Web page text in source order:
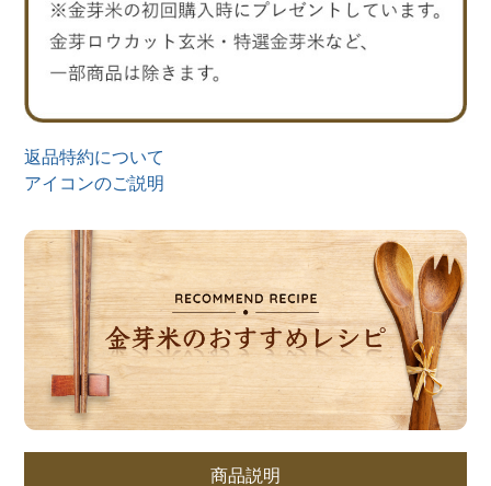
返品特約について
アイコンのご説明
商品説明